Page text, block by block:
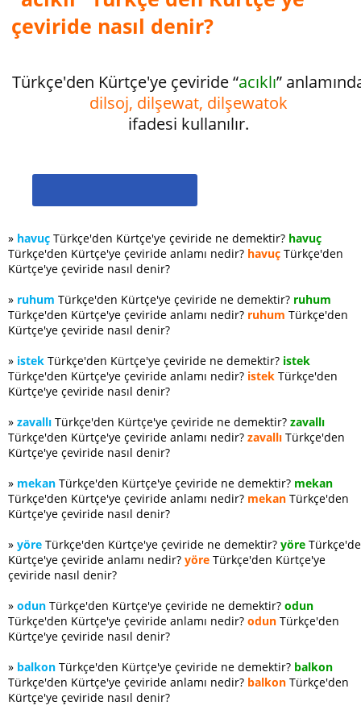
çeviride nasıl denir?
Türkçe'den Kürtçe'ye çeviride “acıklı”
dilsoj, dilşewat, dilşewatok
ifadesi kullanılır.
» havuç Türkçe'den Kürtçe'ye çeviride ne demektir? havuç
Türkçe'den Kürtçe'ye çeviride anlamı nedir? havuç Türkçe'den
Kürtçe'ye çeviride nasıl denir?
» ruhum Türkçe'den Kürtçe'ye çeviride ne demektir? ruhum
Türkçe'den Kürtçe'ye çeviride anlamı nedir? ruhum Türkçe'den
Kürtçe'ye çeviride nasıl denir?
» istek Türkçe'den Kürtçe'ye çeviride ne demektir? istek
Türkçe'den Kürtçe'ye çeviride anlamı nedir? istek Türkçe'den
Kürtçe'ye çeviride nasıl denir?
» zavallı Türkçe'den Kürtçe'ye çeviride ne demektir? zavallı
Türkçe'den Kürtçe'ye çeviride anlamı nedir? zavallı Türkçe'den
Kürtçe'ye çeviride nasıl denir?
» mekan Türkçe'den Kürtçe'ye çeviride ne demektir? mekan
Türkçe'den Kürtçe'ye çeviride anlamı nedir? mekan Türkçe'den
Kürtçe'ye çeviride nasıl denir?
» yöre Türkçe'den Kürtçe'ye çeviride ne demektir? yöre
Kürtçe'ye çeviride anlamı nedir? yöre Türkçe'den Kürtçe'ye
çeviride nasıl denir?
» odun Türkçe'den Kürtçe'ye çeviride ne demektir? odun
Türkçe'den Kürtçe'ye çeviride anlamı nedir? odun Türkçe'den
Kürtçe'ye çeviride nasıl denir?
» balkon Türkçe'den Kürtçe'ye çeviride ne demektir? balkon
Türkçe'den Kürtçe'ye çeviride anlamı nedir? balkon Türkçe'den
Kürtçe'ye çeviride nasıl denir?